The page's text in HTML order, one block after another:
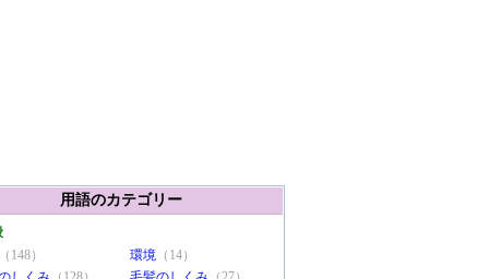
用語のカテゴリー
（148） 環境 （14）